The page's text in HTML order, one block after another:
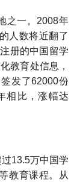
之一。2008年
人数将近翻了
册的中国留学
教育处信息，
发了62000份
相比，涨幅达
13.5万中国学
教育课程。从